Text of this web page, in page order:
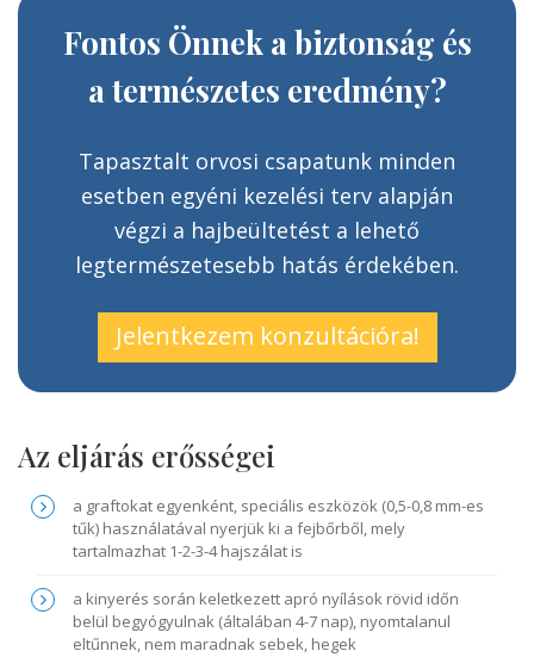
Fontos Önnek a biztonság és
a természetes eredmény?
Tapasztalt orvosi csapatunk minden
esetben egyéni kezelési terv alapján
végzi a hajbeültetést a lehető
legtermészetesebb hatás érdekében.
Jelentkezem konzultációra!
Az eljárás erősségei
a graftokat egyenként, speciális eszközök (0,5-0,8 mm-es
tűk) használatával nyerjük ki a fejbőrből, mely
tartalmazhat 1-2-3-4 hajszálat is
a kinyerés során keletkezett apró nyílások rövid időn
belül begyógyulnak (általában 4-7 nap), nyomtalanul
eltűnnek, nem maradnak sebek, hegek